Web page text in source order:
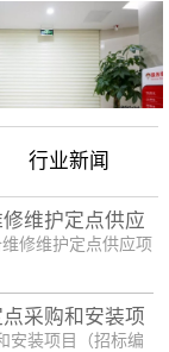
行业新闻
维护定点供应
修维护定点供应项
年2月3日以公开招
产品：防护舱
采购和安装项
安装项目（招标编